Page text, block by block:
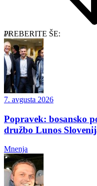
PREBERITE ŠE:
7. avgusta 2026
Popravek: bosansko
družbo Lunos
Mnenja